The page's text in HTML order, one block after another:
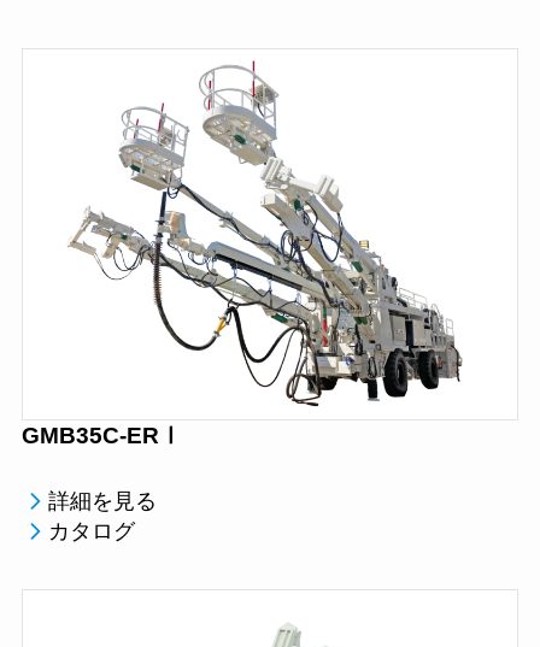
GMB35C-ERⅠ
詳細を見る
カタログ